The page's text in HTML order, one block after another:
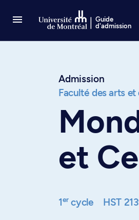
Guide
d'admission
Admission
Faculté des arts et
et
1ercycle HST